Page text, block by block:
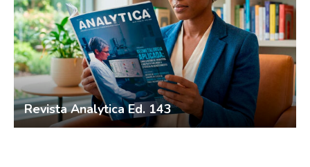
Revista Analytica Ed. 143